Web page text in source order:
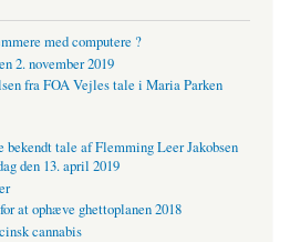
med computere ?
2. november 2019
fra FOA Vejles tale i Maria Parken
tale af Flemming Leer Jakobsen
den 13. april 2019
at ophæve ghettoplanen 2018
cannabis